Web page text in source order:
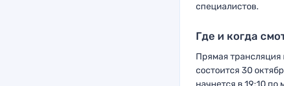
специалистов.
Где и когда
Прямая
состоится 30